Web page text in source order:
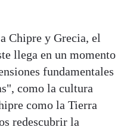
Chipre y Grecia, el
llega en un momento
fundamentales
como la cultura
como la Tierra
redescubrir la